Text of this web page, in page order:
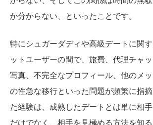
か分からない、といったことです。
特にシュガーダディや高級デートに関
ットユーザーの間で、旅費、代理チャ
写真、不完全なプロフィール、他のメ
の性急な移行といった問題が頻繁に指
た経験は、成熟したデートとは単に相
だけでなく、相手を見極める方法を知